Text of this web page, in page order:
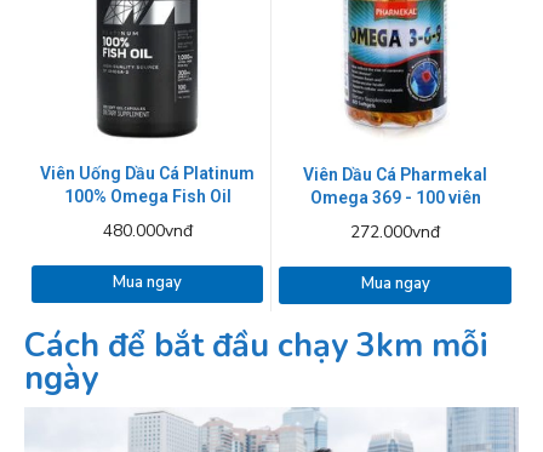
Viên Uống Dầu Cá Platinum
100% Omega Fish Oil
480.000vnđ
Mua ngay
Viên Dầu Cá Pharmekal
Omega 369 - 100 viên
272.000vnđ
Mua ngay
Cách để bắt đầu chạy 3km mỗi
ngày